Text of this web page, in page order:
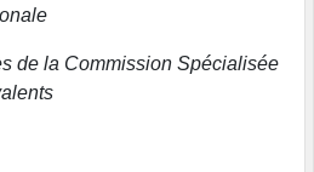
de la Commission Spécialisée